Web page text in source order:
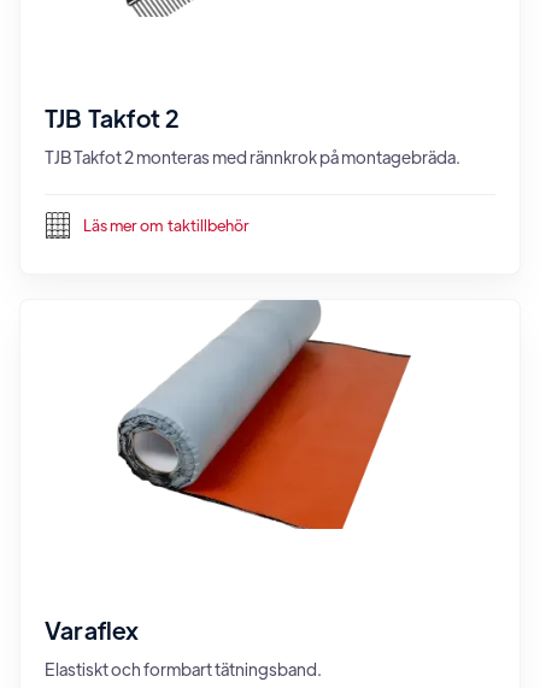
TJB Takfot 2
TJB Takfot 2 monteras med rännkrok på montagebräda.
Läs mer om taktillbehör
Varaflex
Elastiskt och formbart tätningsband.